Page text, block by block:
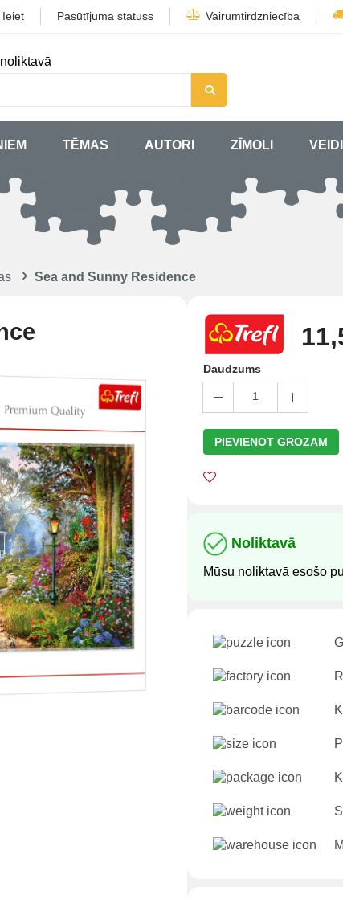
Ieiet Pasūtījuma statuss Vairumtirdzniecība
TĒMAS AUTORI ZĪMOLI VEIDI
Sea and Sunny Residence
Daudzums
1
PIEVIENOT GROZAM
Noliktavā
Mūsu noliktavā esošo